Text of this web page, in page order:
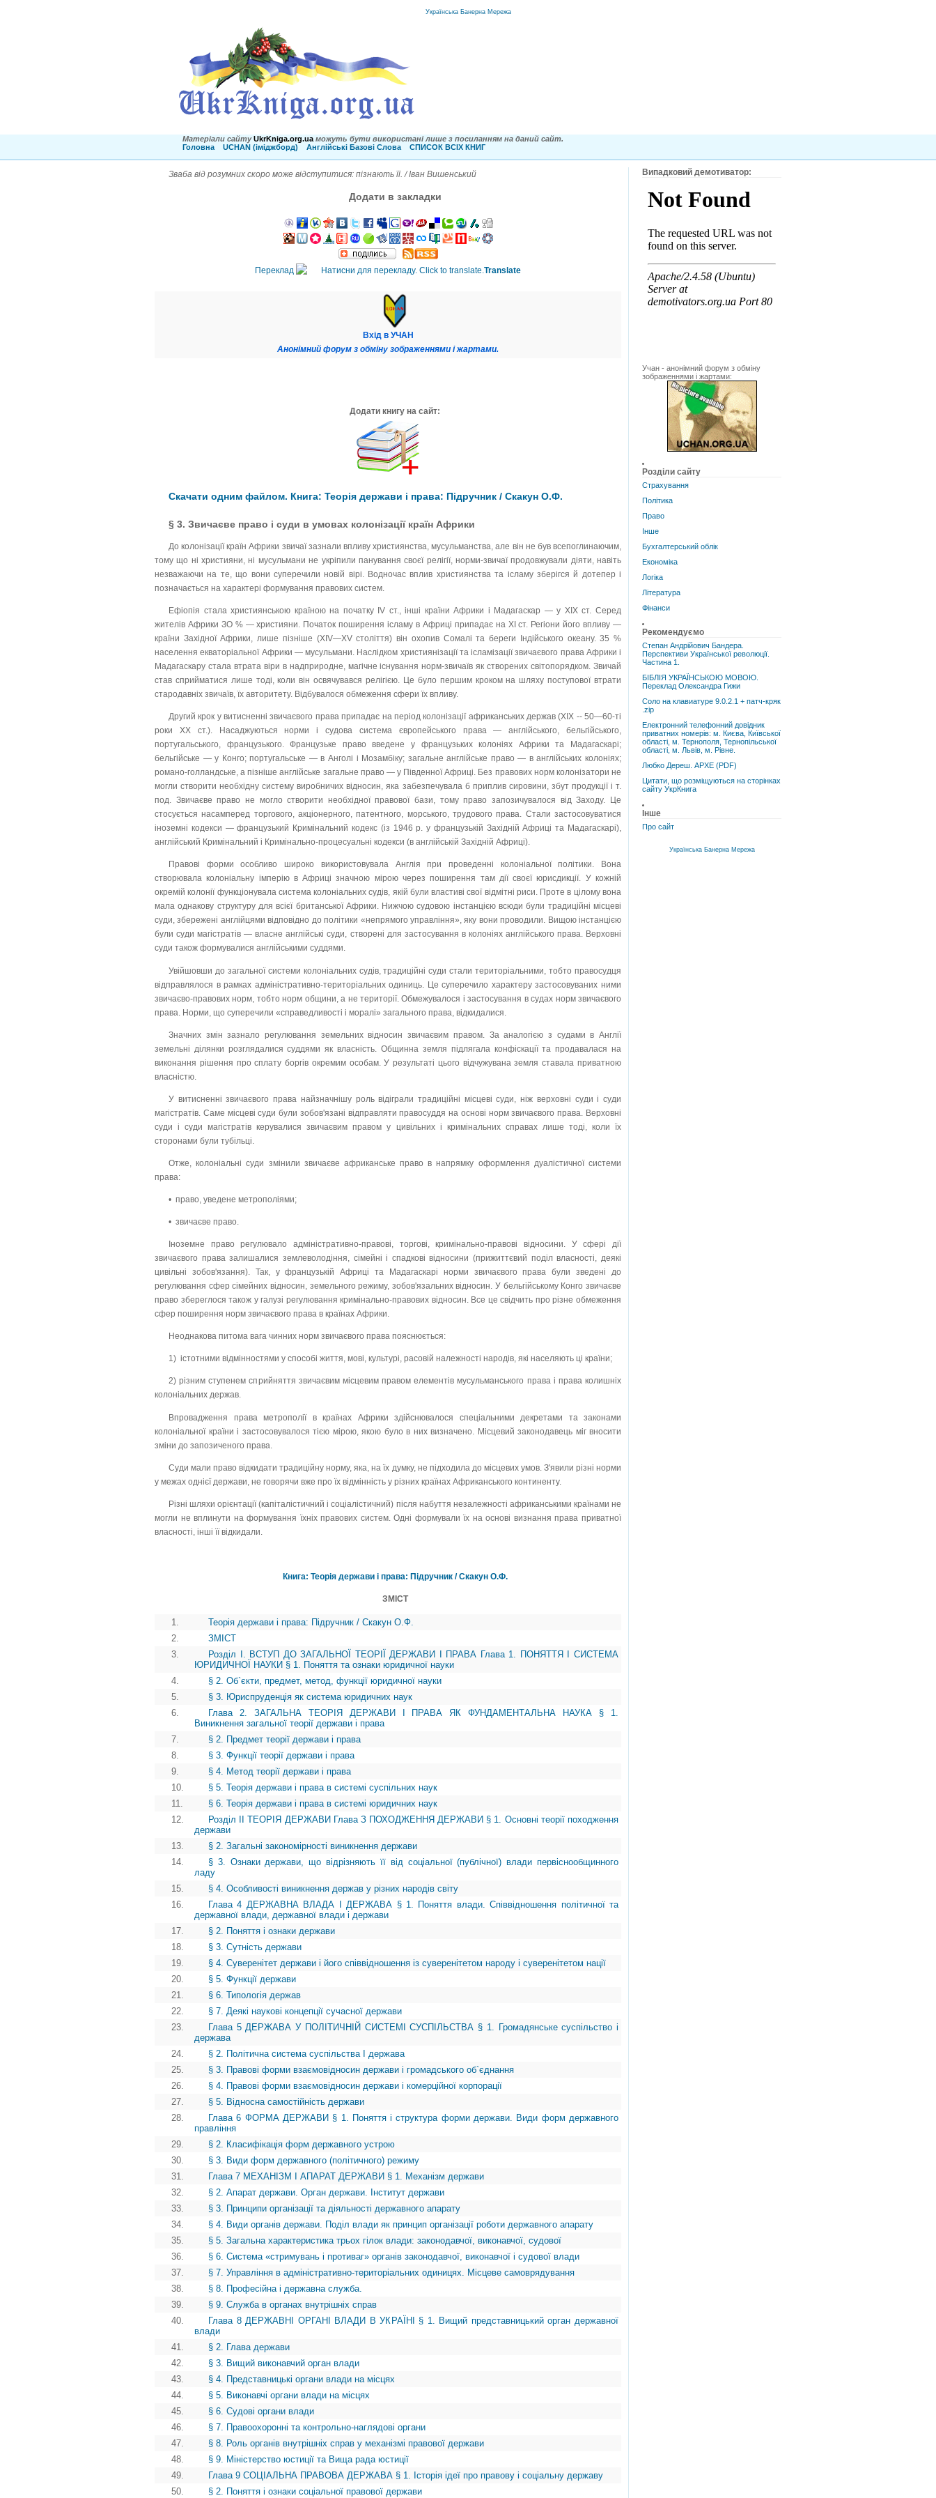
Українська Банерна Мережа
Матеріали сайту UkrKniga.org.ua можуть бути використані лише з посиланням на даний сайт.
Головна
UCHAN (іміджборд) Англійські Базові Слова СПИСОК ВСІХ КНИГ
Зваба від розумних скоро може відступитися: пізнають її. / Іван Вишенський
Додати в закладки
Переклад Translate
Вхід в УЧАН
Анонімний форум з обміну зображеннями і жартами.
Додати книгу на сайт:
Скачати одним файлом. Книга: Теорія держави і права: Підручник / Скакун О.Ф.
§ 3. Звичаєве право і суди в умовах колонізації країн Африки
До колонізації країн Африки звичаї зазнали впливу християнства, мусульманства, але він не був всепоглинаючим,
тому що ні християни, ні мусульмани не укріпили панування своєї релігії, норми-звичаї продовжували діяти, навіть
незважаючи на те, що вони суперечили новій вірі. Водночас вплив християнства та ісламу зберігся й дотепер і
позначається на характері формування правових систем.
Ефіопія стала християнською країною на початку IV ст., інші країни Африки і Мадагаскар — у XIX ст. Серед
жителів Африки ЗО % — християни. Початок поширення ісламу в Африці припадає на XI ст. Регіони його впливу —
країни Західної Африки, лише пізніше (XIV—XV століття) він охопив Сомалі та береги Індійського океану. 35 %
населення екваторіальної Африки — мусульмани. Наслідком християнізації та ісламізації звичаєвого права Африки і
Мадагаскару стала втрата віри в надприродне, магічне існування норм-звичаїв як створених світопорядком. Звичай
став сприйматися лише тоді, коли він освячувався релігією. Це було першим кроком на шляху поступової втрати
стародавніх звичаїв, їх авторитету. Відбувалося обмеження сфери їх впливу.
Другий крок у витисненні звичаєвого права припадає на період колонізації африканських держав (XIX -- 50—60-ті
роки XX ст.). Насаджуються норми і судова система європейського права — англійського, бельгійського,
португальського, французького. Французьке право введене у французьких колоніях Африки та Мадагаскарі;
бельгійське — у Конго; португальське — в Анголі і Мозамбіку; загальне англійське право — в англійських колоніях;
романо-голландське, а пізніше англійське загальне право — у Південної Африці. Без правових норм колонізатори не
могли створити необхідну систему виробничих відносин, яка забезпечувала б приплив сировини, збут продукції і т.
под. Звичаєве право не могло створити необхідної правової бази, тому право запозичувалося від Заходу. Це
стосується насамперед торгового, акціонерного, патентного, морського, трудового права. Стали застосовуватися
іноземні кодекси — французький Кримінальний кодекс (із 1946 р. у французькій Західній Африці та Мадагаскарі),
англійський Кримінальний і Кримінально-процесуальні кодекси (в англійській Західній Африці).
Правові форми особливо широко використовувала Англія при проведенні колоніальної політики. Вона
створювала колоніальну імперію в Африці значною мірою через поширення там дії своєї юрисдикції. У кожній
окремій колонії функціонувала система колоніальних судів, якій були властиві свої відмітні риси. Проте в цілому вона
мала однакову структуру для всієї британської Африки. Нижчою судовою інстанцією всюди були традиційні місцеві
суди, збережені англійцями відповідно до політики «непрямого управління», яку вони проводили. Вищою інстанцією
були суди магістратів — власне англійські суди, створені для застосування в колоніях англійського права. Верховні
суди також формувалися англійськими суддями.
Увійшовши до загальної системи колоніальних судів, традиційні суди стали територіальними, тобто правосудця
відправлялося в рамках адміністративно-територіальних одиниць. Це суперечило характеру застосовуваних ними
звичаєво-правових норм, тобто норм общини, а не території. Обмежувалося і застосування в судах норм звичаєвого
права. Норми, що суперечили «справедливості і моралі» загального права, відкидалися.
Значних змін зазнало регулювання земельних відносин звичаєвим правом. За аналогією з судами в Англії
земельні ділянки розглядалися суддями як власність. Общинна земля підлягала конфіскації та продавалася на
виконання рішення про сплату боргів окремим особам. У результаті цього відчужувана земля ставала приватною
власністю.
У витисненні звичаєвого права найзначнішу роль відіграли традиційні місцеві суди, ніж верховні суди і суди
магістратів. Саме місцеві суди були зобов'язані відправляти правосуддя на основі норм звичаєвого права. Верховні
суди і суди магістратів керувалися звичаєвим правом у цивільних і кримінальних справах лише тоді, коли їх
сторонами були тубільці.
Отже, колоніальні суди змінили звичаєве африканське право в напрямку оформлення дуалістичної системи
права:
• право, уведене метрополіями;
• звичаєве право.
Іноземне право регулювало адміністративно-правові, торгові, кримінально-правові відносини. У сфері дії
звичаєвого права залишалися землеволодіння, сімейні і спадкові відносини (прижиттєвий поділ власності, деякі
цивільні зобов'язання). Так, у французькій Африці та Мадагаскарі норми звичаєвого права були зведені до
регулювання сфер сімейних відносин, земельного режиму, зобов'язальних відносин. У бельгійському Конго звичаєве
право збереглося також у галузі регулювання кримінально-правових відносин. Все це свідчить про різне обмеження
сфер поширення норм звичаєвого права в країнах Африки.
Неоднакова питома вага чинних норм звичаєвого права пояснюється:
1) істотними відмінностями у способі життя, мові, культурі, расовій належності народів, які населяють ці країни;
2) різним ступенем сприйняття звичаєвим місцевим правом елементів мусульманського права і права колишніх
колоніальних держав.
Впровадження права метрополії в країнах Африки здійснювалося спеціальними декретами та законами
колоніальної країни і застосовувалося тією мірою, якою було в них визначено. Місцевий законодавець міг вносити
зміни до запозиченого права.
Суди мали право відкидати традиційну норму, яка, на їх думку, не підходила до місцевих умов. З'явили різні норми
у межах однієї держави, не говорячи вже про їх відмінність у різних країнах Африканського континенту.
Різні шляхи орієнтації (капіталістичний і соціалістичний) після набуття незалежності африканськими країнами не
могли не вплинути на формування їхніх правових систем. Одні формували їх на основі визнання права приватної
власності, інші її відкидали.
Книга: Теорія держави і права: Підручник / Скакун О.Ф.
ЗМІСТ
1.
Теорія держави і права: Підручник / Скакун О.Ф.
2.
ЗМІСТ
3.
Розділ І. ВСТУП ДО ЗАГАЛЬНОЇ ТЕОРІЇ ДЕРЖАВИ І ПРАВА Глава 1. ПОНЯТТЯ І СИСТЕМА
ЮРИДИЧНОЇ НАУКИ § 1. Поняття та ознаки юридичної науки
4.
§ 2. Об`єкти, предмет, метод, функції юридичної науки
5.
§ 3. Юриспруденція як система юридичних наук
6.
Глава 2. ЗАГАЛЬНА ТЕОРІЯ ДЕРЖАВИ І ПРАВА ЯК ФУНДАМЕНТАЛЬНА НАУКА § 1.
Виникнення загальної теорії держави і права
7.
§ 2. Предмет теорії держави і права
8.
§ 3. Функції теорії держави і права
9.
§ 4. Метод теорії держави і права
10.
§ 5. Теорія держави і права в системі суспільних наук
11.
§ 6. Теорія держави і права в системі юридичних наук
12.
Розділ II ТЕОРІЯ ДЕРЖАВИ Глава З ПОХОДЖЕННЯ ДЕРЖАВИ § 1. Основні теорії походження
держави
13.
§ 2. Загальні закономірності виникнення держави
14.
§ 3. Ознаки держави, що відрізняють її від соціальної (публічної) влади первіснообщинного
ладу
15.
§ 4. Особливості виникнення держав у різних народів світу
16.
Глава 4 ДЕРЖАВНА ВЛАДА І ДЕРЖАВА § 1. Поняття влади. Співвідношення політичної та
державної влади, державної влади і держави
17.
§ 2. Поняття і ознаки держави
18.
§ 3. Сутність держави
19.
§ 4. Суверенітет держави і його співвідношення із суверенітетом народу і суверенітетом нації
20.
§ 5. Функції держави
21.
§ 6. Типологія держав
22.
§ 7. Деякі наукові концепції сучасної держави
23.
Глава 5 ДЕРЖАВА У ПОЛІТИЧНІЙ СИСТЕМІ СУСПІЛЬСТВА § 1. Громадянське суспільство і
держава
24.
§ 2. Політична система суспільства І держава
25.
§ 3. Правові форми взаємовідносин держави і громадського об`єднання
26.
§ 4. Правові форми взаємовідносин держави і комерційної корпорації
27.
§ 5. Відносна самостійність держави
28.
Глава 6 ФОРМА ДЕРЖАВИ § 1. Поняття і структура форми держави. Види форм державного
правління
29.
§ 2. Класифікація форм державного устрою
30.
§ 3. Види форм державного (політичного) режиму
31.
Глава 7 МЕХАНІЗМ І АПАРАТ ДЕРЖАВИ § 1. Механізм держави
32.
§ 2. Апарат держави. Орган держави. Інститут держави
33.
§ 3. Принципи організації та діяльності державного апарату
34.
§ 4. Види органів держави. Поділ влади як принцип організації роботи державного апарату
35.
§ 5. Загальна характеристика трьох гілок влади: законодавчої, виконавчої, судової
36.
§ 6. Система «стримувань і противаг» органів законодавчої, виконавчої і судової влади
37.
§ 7. Управління в адміністративно-територіальних одиницях. Місцеве самоврядування
38.
§ 8. Професійна і державна служба.
39.
§ 9. Служба в органах внутрішніх справ
40.
Глава 8 ДЕРЖАВНІ ОРГАНІ ВЛАДИ В УКРАЇНІ § 1. Вищий представницький орган державної
влади
41.
§ 2. Глава держави
42.
§ 3. Вищий виконавчий орган влади
43.
§ 4. Представницькі органи влади на місцях
44.
§ 5. Виконавчі органи влади на місцях
45.
§ 6. Судові органи влади
46.
§ 7. Правоохоронні та контрольно-наглядові органи
47.
§ 8. Роль органів внутрішніх справ у механізмі правової держави
48.
§ 9. Міністерство юстиції та Вища рада юстиції
49.
Глава 9 СОЦІАЛЬНА ПРАВОВА ДЕРЖАВА § 1. Історія ідеї про правову і соціальну державу
50.
§ 2. Поняття і ознаки соціальної правової держави
Випадковий демотиватор:
Учан - анонімний форум з обміну
зображеннями і жартами:
Розділи сайту
Страхування
Політика
Право
Інше
Бухгалтерський облік
Економіка
Логіка
Література
Фінанси
Рекомендуємо
Степан Андрійович Бандера.
Перспективи Української революції.
Частина 1.
БІБЛІЯ УКРАЇНСЬКОЮ МОВОЮ.
Переклад Олександра Гижи
Соло на клавиатуре 9.0.2.1 + патч-кряк
.zip
Електронний телефонний довідник
приватних номерів: м. Києва, Київської
області, м. Тернополя, Тернопільської
області, м. Львів, м. Рівне.
Любко Дереш. АРХЕ (PDF)
Цитати, що розміщуються на сторінках
сайту УкрКнига
Інше
Про сайт
Українська Банерна Мережа